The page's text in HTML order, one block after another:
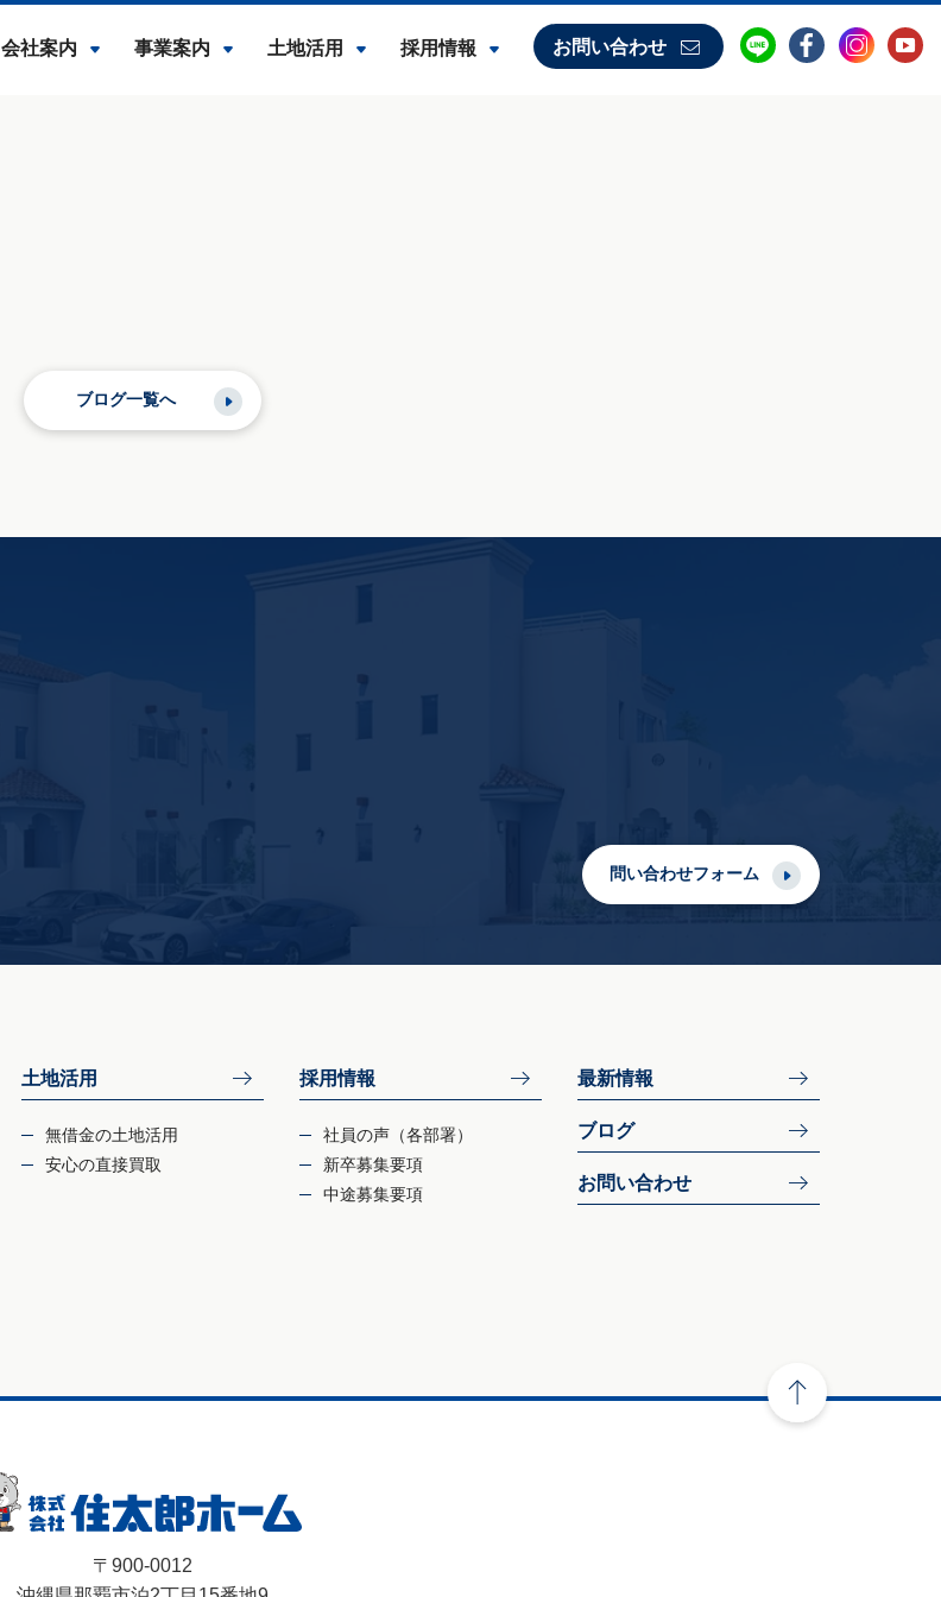
会社案内 事業案内 土地活用 採用情報 お問い合わせ
ブログ一覧へ
問い合わせフォーム
土地活用
無借金の土地活用
安心の直接買取
採用情報
社員の声（各部署）
新卒募集要項
中途募集要項
最新情報
ブログ
お問い合わせ
〒900-0012